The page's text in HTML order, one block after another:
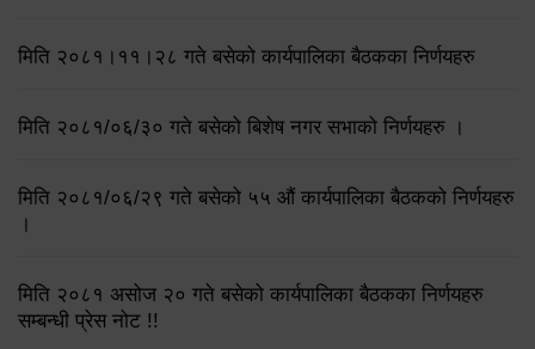
मिति २०८१।११।२८ गते बसेको कार्यपालिका बैठकका निर्णयहरु
मिति २०८१/०६/३० गते बसेको बिशेष नगर सभाको निर्णयहरु ।
मिति २०८१/०६/२९ गते बसेको ५५ औं कार्यपालिका बैठकको निर्णयहरु
।
मिति २०८१ असोज २० गते बसेको कार्यपालिका बैठकका निर्णयहरु
सम्बन्धी प्रेस नोट !!